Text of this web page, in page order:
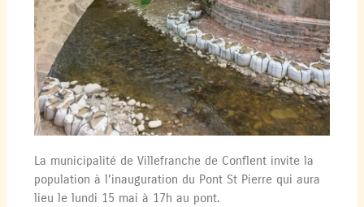
La municipalité de Villefranche de Conflent invite la
population à l’inauguration du Pont St Pierre qui aura
lieu le lundi 15 mai à 17h au pont.